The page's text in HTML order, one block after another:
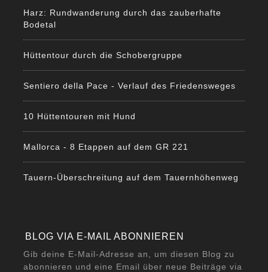
Harz: Rundwanderung durch das zauberhafte
Bodetal
Hüttentour durch die Schobergruppe
Sentiero della Pace - Verlauf des Friedensweges
10 Hüttentouren mit Hund
Mallorca - 8 Etappen auf dem GR 221
Tauern-Überschreitung auf dem Tauernhöhenweg
BLOG VIA E-MAIL ABONNIEREN
Gib deine E-Mail-Adresse an, um diesen Blog zu
abonnieren und eine Email über neue Beiträge via